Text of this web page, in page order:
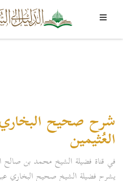
شرح صحيح
العُثيمين
في قناة فضيلة الشيخ محمد بن صالح
يشرح فضيلة الشيخ صحيح البخاري